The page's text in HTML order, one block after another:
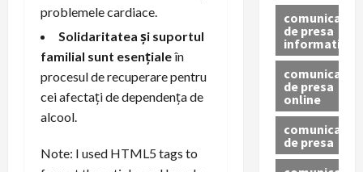
problemele cardiace.
Solidaritatea și suportul
familial sunt esențialeîn
procesul de recuperare pentru
cei afectați de dependența de
alcool.
Note: I used HTML5 tags to
comunicat
de presa
informativ
comunicat
de presa
online
comunicate
de presa